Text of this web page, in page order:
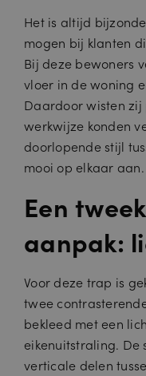
Het is altijd
mogen bij klanten
Bij deze bewoners
vloer in de woning
Daardoor wisten
werkwijze konden
doorlopende stijl
mooi op elkaar aan.
Een
aanpak:
Voor deze trap is
twee
bekleed met een
eikenuitstraling.
verticale delen